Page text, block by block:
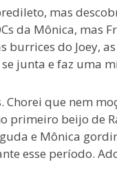
mas
da Mônica, mas
burrices do Joey,
junta e faz uma
que nem
beijo de
e Mônica
esse período.